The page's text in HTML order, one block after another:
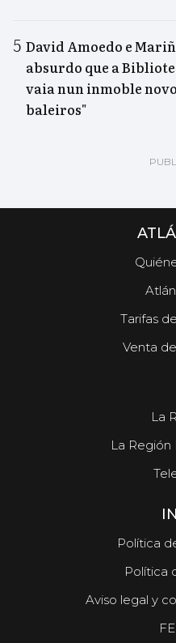
David Amoedo e
absurdo que a
vaia nun inmoble
baleiros"
Tarifas
Venta
La
La Región
Política
Política
Aviso legal y